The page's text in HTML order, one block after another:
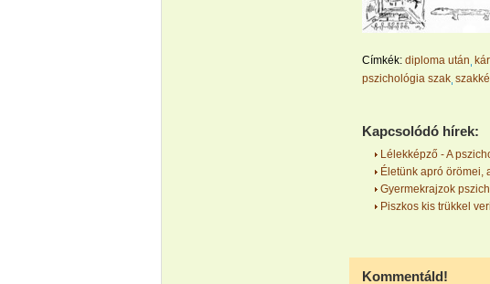
Címkék: diploma után
pszichológia szak
Kapcsolódó hírek:
Lélekképző - A
Életünk apró örömei,
Gyermekrajzok
Piszkos kis trükkel
Kommentáld!